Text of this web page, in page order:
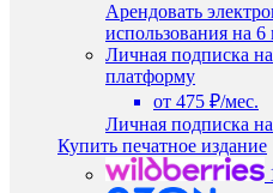
Арендовать
использования на 6
Личная подписка
платформу
от 475 ₽/мес.
Личная подписка
Купить печатное издание